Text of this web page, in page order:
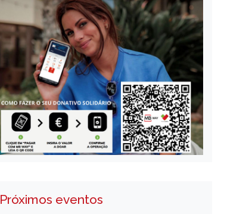
Próximos eventos